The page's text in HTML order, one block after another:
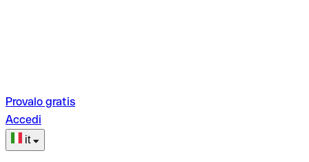
Provalo gratis
Accedi
it